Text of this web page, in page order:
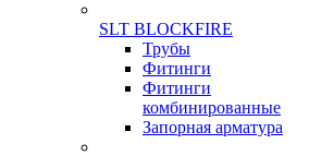
SLT BLOCKFIRE
Трубы
Фитинги
Фитинги
комбинированные
Запорная арматура